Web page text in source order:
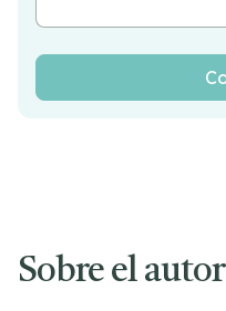
Sobre el autor